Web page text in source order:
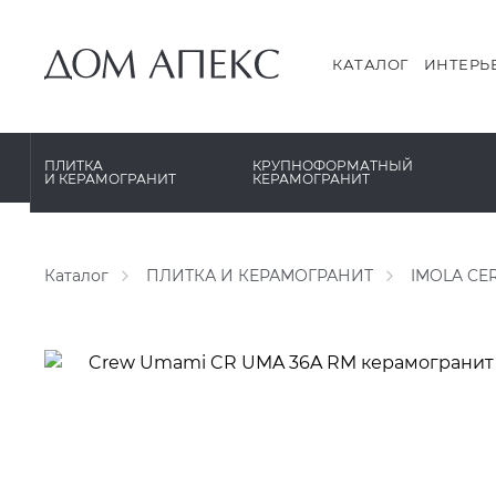
КАТАЛОГ
ПЛИТКА
И КЕРАМОГРАНИТ
PORCELANOSA
УРАЛЬСКИЙ ГРАНИТ
КРУПНОФОРМАТНЫЙ
КЕРАМОГРАНИТ
XXL Pamesa
Каталог ПЛИТКА И КЕРАМОГРАНИТ IMOLA